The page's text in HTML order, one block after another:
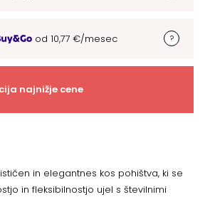
od 10,77 €/mesec
najnižje cene
in elegantnes kos pohištva, ki se
in fleksibilnostjo ujel s številnimi